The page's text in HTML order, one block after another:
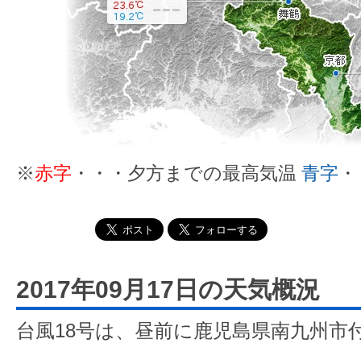
※赤字 ・・・夕方までの最高気温 青字
2017年09月17日の天気概況
台風18号は、昼前に鹿児島県南九州市